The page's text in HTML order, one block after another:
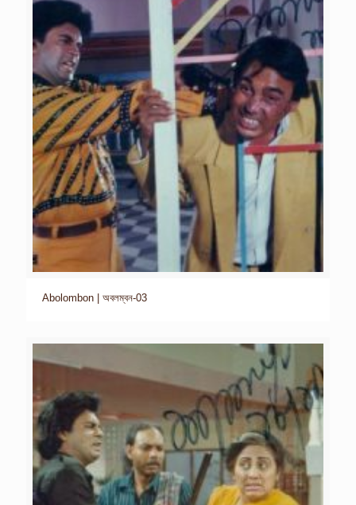
Abolombon | অবলম্বন-03